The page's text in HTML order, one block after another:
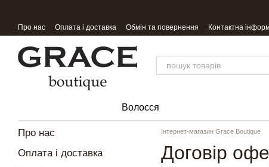
Про нас Оплата і доставка Обмін та повернення Контактна
Волосся
Інтернет-магазин Grace Boutique
Договір
Про нас
Оплата і доставка